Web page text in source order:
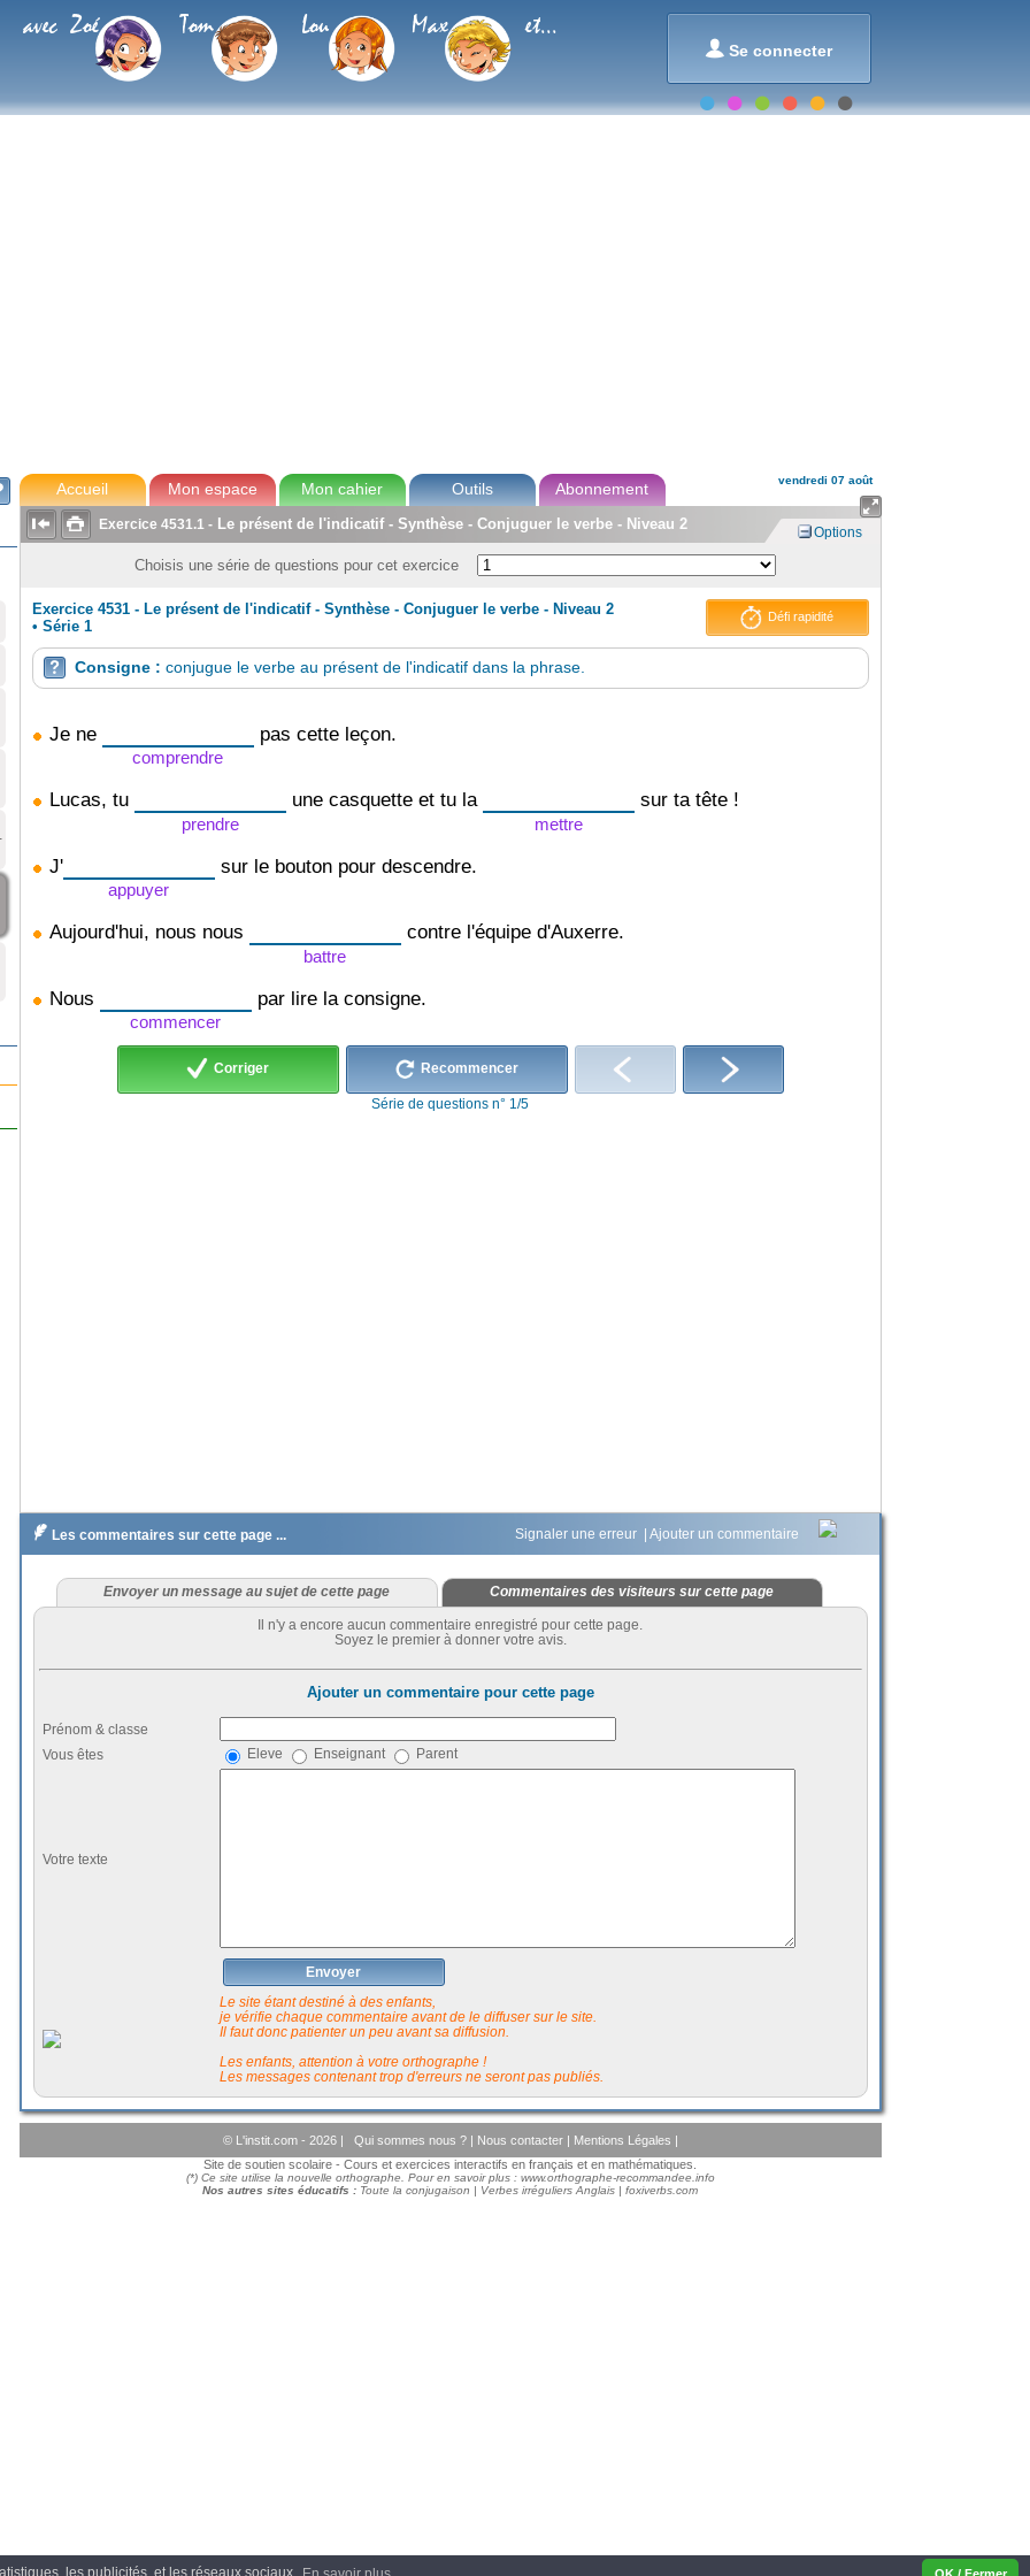
 Se connecter
avec Zoé Tom Lou Max et...
Accueil Mon espace Mon cahier Outils Abonnement vendredi 07 août

  Exercice 4531.1- Le présent de l'indicatif - Synthèse - Conjuguer le verbe - Niveau 2 Options
Choisis une série de questions pour cet exercice
Défi rapidité
Exercice 4531 - Le présent de l'indicatif - Synthèse - Conjuguer le verbe - Niveau 2
• Série 1
 Consigne : conjugue le verbe au présent de l'indicatif dans la phrase.
Je ne
comprendre
pas cette leçon.
Lucas, tu
prendre
une casquette et tu la
mettre
sur ta tête !
J'
appuyer
sur le bouton pour descendre.
Aujourd'hui, nous nous
battre
contre l'équipe d'Auxerre.
Nous
commencer
par lire la consigne.
Corriger Recommencer
Série de questions n° 1/5
 Les commentaires sur cette page ... Signaler une erreur Ajouter un commentaire
Envoyer un message au sujet de cette page Commentaires des visiteurs sur cette page
Il n'y a encore aucun commentaire enregistré pour cette page.
Soyez le premier à donner votre avis.
Ajouter un commentaire pour cette page
Prénom & classe
Vous êtes
Eleve Enseignant Parent
Votre texte
Envoyer
Le site étant destiné à des enfants,
je vérifie chaque commentaire avant de le diffuser sur le site.
Il faut donc patienter un peu avant sa diffusion.
Les enfants, attention à votre orthographe !
Les messages contenant trop d'erreurs ne seront pas publiés.
© L'instit.com - 2026 | Qui sommes nous ? | Nous contacter | Mentions Légales |
Site de soutien scolaire - Cours et exercices interactifs en français et en mathématiques.
(*) Ce site utilise la nouvelle orthographe. Pour en savoir plus : www.orthographe-recommandee.info
Nos autres sites éducatifs : Toute la conjugaison | Verbes irréguliers Anglais | foxiverbs.com